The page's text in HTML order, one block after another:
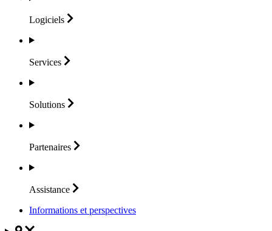
Logiciels
Services
Solutions
Partenaires
Assistance
Informations et perspectives